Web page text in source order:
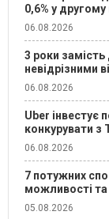
0,6% у другому
06.08.2026
3 роки
невідрізними
06.08.2026
Uber інвестує
конкурувати з
06.08.2026
7 потужних
можливості та
05.08.2026